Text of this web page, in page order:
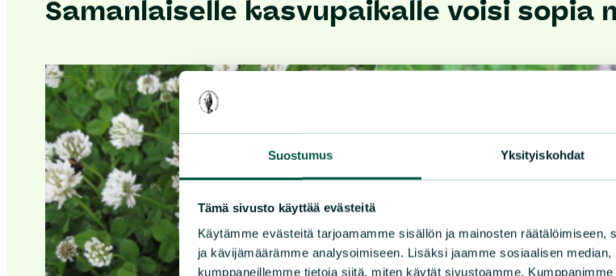
Suostumus Yksityiskohdat
Tämä sivusto käyttää evästeitä
Käytämme evästeitä tarjoamamme sisällön ja mainosten räätälöimiseen,
ja kävijämäärämme analysoimiseen. Lisäksi jaamme sosiaalisen
kumppaneillemme tietoja siitä, miten käytät sivustoamme.
Samanlaiselle kasvupaikalle voisi sopia